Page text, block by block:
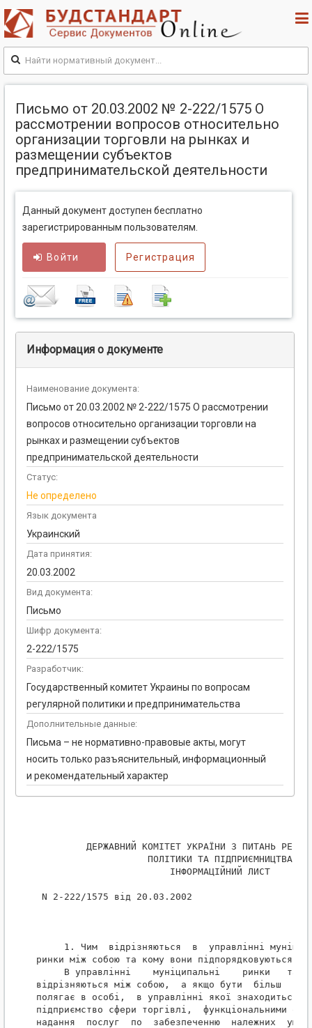
Письмо от 20.03.2002 № 2-222/1575 О
рассмотрении вопросов относительно
организации торговли на рынках и
размещении субъектов
предпринимательской деятельности
Данный документ доступен бесплатно
зарегистрированным пользователям.
Войти Регистрация
Информация о документе
Наименование документа:
Письмо от 20.03.2002 № 2-222/1575 О рассмотрении
вопросов относительно организации торговли на
рынках и размещении субъектов
предпринимательской деятельности
Статус:
Не определено
Язык документа
Украинский
Дата принятия:
20.03.2002
Вид документа:
Письмо
Шифр документа:
2-222/1575
Разработчик:
Государственный комитет Украины по вопросам
регулярной политики и предпринимательства
Дополнительные данные:
Письма – не нормативно-правовые акты, могут
носить только разъяснительный, информационный
и рекомендательный характер